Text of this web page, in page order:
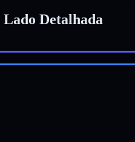
Detalhada